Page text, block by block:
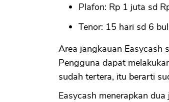
Plafon: Rp 1 juta sd
Tenor: 15 hari sd 6
Area jangkauan Easycash
Pengguna dapat
sudah tertera, itu berarti
Easycash menerapkan